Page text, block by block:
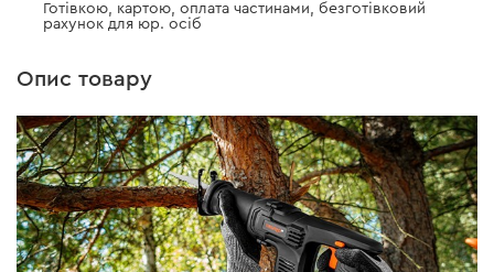
Готівкою, картою, оплата частинами, безготівковий
рахунок для юр. осіб
Опис товару